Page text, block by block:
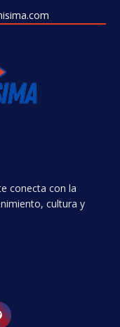
conecta con la
cultura y